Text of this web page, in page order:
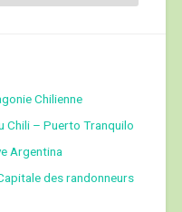
Chilienne
Chili – Puerto Tranquilo
Argentina
des randonneurs